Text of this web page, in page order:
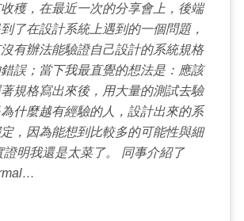
穫，在最近一次的分享會上，後端
了在設計系統上遇到的一個問題，
有辦法能驗證自己設計的系統規格
誤；當下我最直覺的想法是：應該
規格寫出來後，用大量的測試去驗
什麼越有經驗的人，設計出來的系
，因為能想到比較多的可能性與細
證明我還是太菜了。 同事介紹了